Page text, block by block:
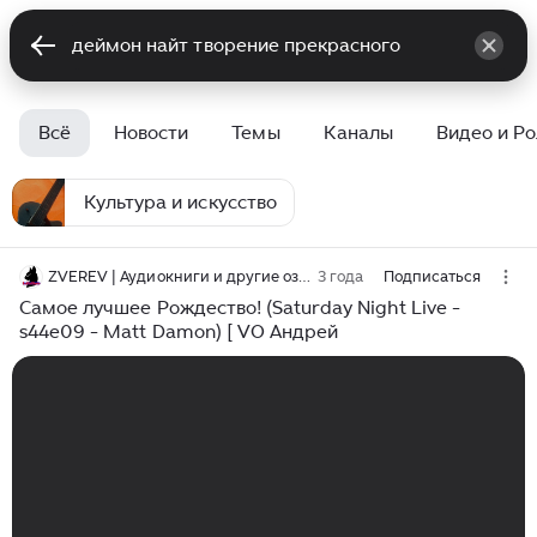
Всё Новости Темы Каналы Видео и
Культура и искусство
ZVEREV | Аудиокниги и другие озвучки 3 года Подписаться
Самое лучшее Рождество! (Saturday Night Live -
s44e09 - Matt Damon) [ VO Андрей